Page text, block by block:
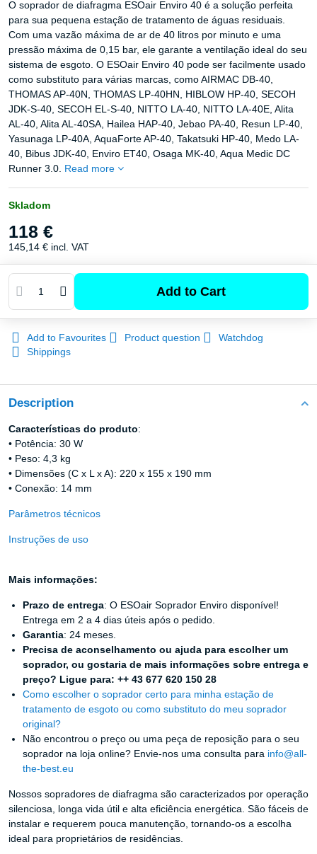
O soprador de diafragma ESOair Enviro 40 é a solução perfeita
para sua pequena estação de tratamento de águas residuais.
Com uma vazão máxima de ar de 40 litros por minuto e uma
pressão máxima de 0,15 bar, ele garante a ventilação ideal do seu
sistema de esgoto. O ESOair Enviro 40 pode ser facilmente usado
como substituto para várias marcas, como AIRMAC DB-40,
THOMAS AP-40N, THOMAS LP-40HN, HIBLOW HP-40, SECOH
JDK-S-40, SECOH EL-S-40, NITTO LA-40, NITTO LA-40E, Alita
AL-40, Alita AL-40SA, Hailea HAP-40, Jebao PA-40, Resun LP-40,
Yasunaga LP-40A, AquaForte AP-40, Takatsuki HP-40, Medo LA-
40, Bibus JDK-40, Enviro ET40, Osaga MK-40, Aqua Medic DC
Runner 3.0. Read more
Skladom
118 €
145,14 € incl. VAT
Add to Cart
Add to Favourites Product question
Watchdog
Shippings
Description
Características do produto:
• Potência: 30 W
• Peso: 4,3 kg
• Dimensões (C x L x A): 220 x 155 x 190 mm
• Conexão: 14 mm
Parâmetros técnicos
Instruções de uso
Mais informações:
Prazo de entrega: O ESOair Soprador Enviro disponível!
Entrega em 2 a 4 dias úteis após o pedido.
Garantia: 24 meses.
Precisa de aconselhamento ou ajuda para escolher um
soprador, ou gostaria de mais informações sobre entrega e
preço? Ligue para: ++ 43 677 620 150 28
Como escolher o soprador certo para minha estação de
tratamento de esgoto ou como substituto do meu soprador
original?
Não encontrou o preço ou uma peça de reposição para o seu
soprador na loja online? Envie-nos uma consulta para info@all-
the-best.eu
Nossos sopradores de diafragma são caracterizados por operação
silenciosa, longa vida útil e alta eficiência energética. São fáceis de
instalar e requerem pouca manutenção, tornando-os a escolha
ideal para proprietários de residências.